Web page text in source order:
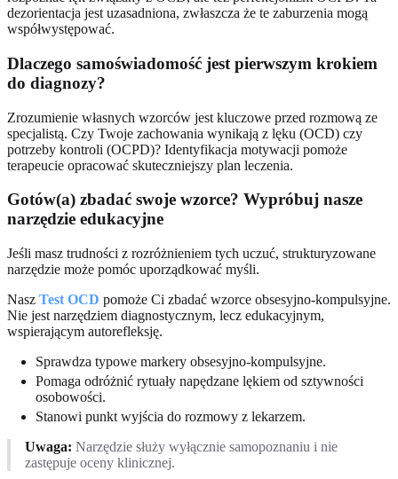
dezorientacja jest uzasadniona, zwłaszcza że te zaburzenia mogą
współwystępować.
Dlaczego samoświadomość jest pierwszym krokiem
do diagnozy?
Zrozumienie własnych wzorców jest kluczowe przed rozmową ze
specjalistą. Czy Twoje zachowania wynikają z lęku (OCD) czy
potrzeby kontroli (OCPD)? Identyfikacja motywacji pomoże
terapeucie opracować skuteczniejszy plan leczenia.
Gotów(a) zbadać swoje wzorce? Wypróbuj nasze
narzędzie edukacyjne
Jeśli masz trudności z rozróżnieniem tych uczuć, strukturyzowane
narzędzie może pomóc uporządkować myśli.
Nasz Test OCD pomoże Ci zbadać wzorce obsesyjno-kompulsyjne.
Nie jest narzędziem diagnostycznym, lecz edukacyjnym,
wspierającym autorefleksję.
Sprawdza typowe markery obsesyjno-kompulsyjne.
Pomaga odróżnić rytuały napędzane lękiem od sztywności
osobowości.
Stanowi punkt wyjścia do rozmowy z lekarzem.
Uwaga: Narzędzie służy wyłącznie samopoznaniu i nie
zastępuje oceny klinicznej.